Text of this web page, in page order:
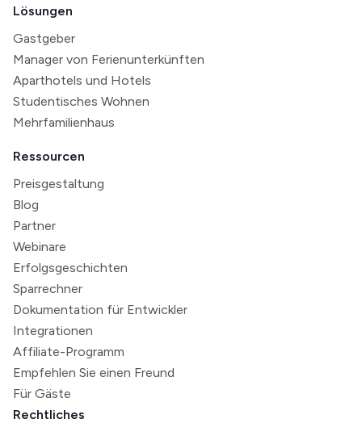
Lösungen
Gastgeber
Manager von Ferienunterkünften
Aparthotels und Hotels
Studentisches Wohnen
Mehrfamilienhaus
Ressourcen
Preisgestaltung
Blog
Partner
Webinare
Erfolgsgeschichten
Sparrechner
Dokumentation für Entwickler
Integrationen
Affiliate-Programm
Empfehlen Sie einen Freund
Für Gäste
Rechtliches